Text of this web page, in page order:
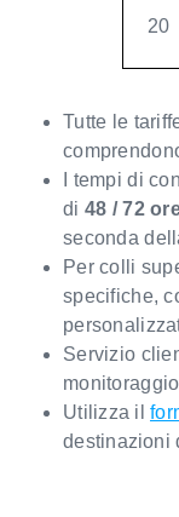
20
Tutte le
I tempi di
di 48 / 72
seconda
Per colli
specifiche,
Servizio
monitoraggio
Utilizza il
destinazioni